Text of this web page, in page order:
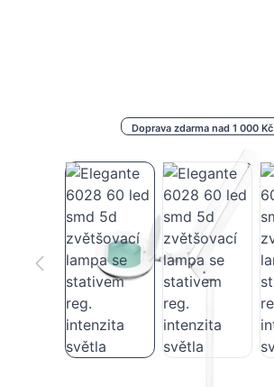
Doprava zdarma nad 1 000 Kč